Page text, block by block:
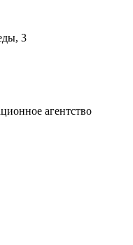
3
агентство